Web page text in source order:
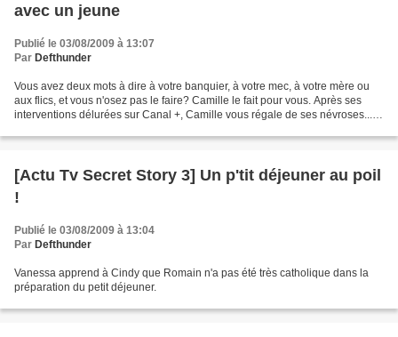
avec un jeune
Publié le 03/08/2009 à 13:07
Par Defthunder
Vous avez deux mots à dire à votre banquier, à votre mec, à votre mère ou
aux flics, et vous n'osez pas le faire? Camille le fait pour vous. Après ses
interventions délurées sur Canal +, Camille vous régale de ses névroses... et
[Actu Tv Secret Story 3] Un p'tit déjeuner au poil
!
Publié le 03/08/2009 à 13:04
Par Defthunder
Vanessa apprend à Cindy que Romain n'a pas été très catholique dans la
préparation du petit déjeuner.